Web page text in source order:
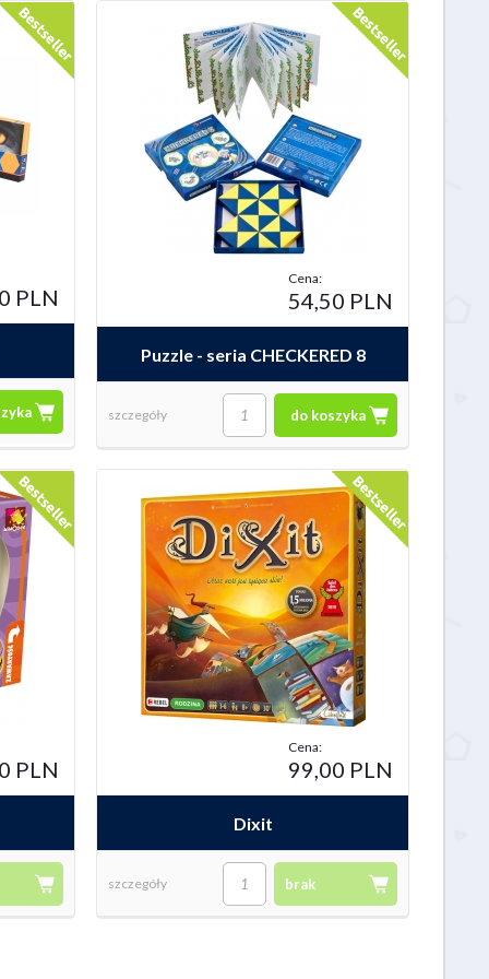
49,50 PLN
iKnow Junior
84,95 PLN 59,95
PLN
Cena:
54,50 PLN
Puzzle - seria CHECKERED 8
do koszyka
szczegóły
PLN
Cena:
99,00 PLN
Dixit
brak
szczegóły